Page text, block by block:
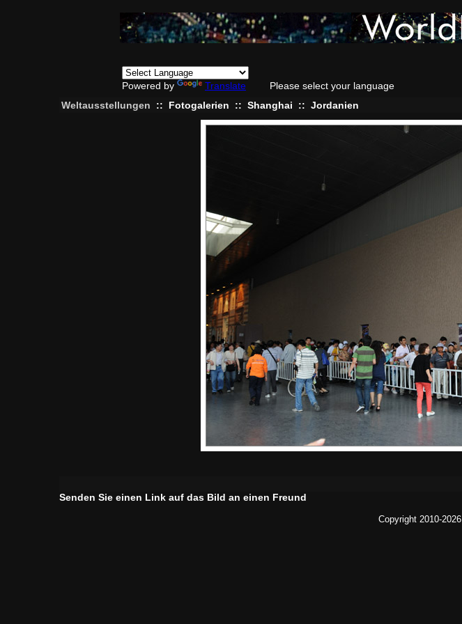
Powered by Translate Please select your language
Weltausstellungen :: Fotogalerien :: Shanghai :: Jordanien
Senden Sie einen Link auf das Bild an einen Freund
Copyright 2010-2026